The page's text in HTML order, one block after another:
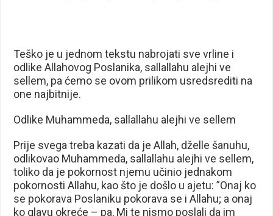
Teško je u jednom tekstu nabrojati sve vrline i
odlike Allahovog Poslanika, sallallahu alejhi ve
sellem, pa ćemo se ovom prilikom usredsrediti na
one najbitnije.
Odlike Muhammeda, sallallahu alejhi ve sellem
Prije svega treba kazati da je Allah, dželle šanuhu,
odlikovao Muhammeda, sallallahu alejhi ve sellem,
toliko da je pokornost njemu učinio jednakom
pokornosti Allahu, kao što je došlo u ajetu: ”Onaj ko
se pokorava Poslaniku pokorava se i Allahu; a onaj
ko glavu okreće – pa, Mi te nismo poslali da im